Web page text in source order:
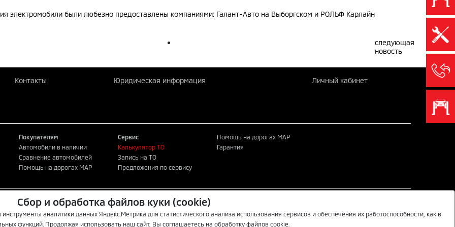
электромобили были любезно предоставлены компаниями: Галант-Авто на Выборгском и РОЛЬФ Карлайн
следующая
новость
Контакты Юридическая информация Личный кабинет
Покупателям
Автомобили в наличии
Сравнение автомобилей
Помощь на дорогах MAP
Сервис
Калькулятор ТО
Запись на ТО
Предложения по сервису
Помощь на дорогах MAP
Гарантия
офертой. Для
центры автомобилей
Сбор и обработка файлов куки (cookie)
аналитики данных Яндекс.Метрика для статистического анализа использования сервисов и обеспечения их работоспособности, как в
функций. Продолжая использовать наш сайт, Вы соглашаетесь на обработку файлов cookie.